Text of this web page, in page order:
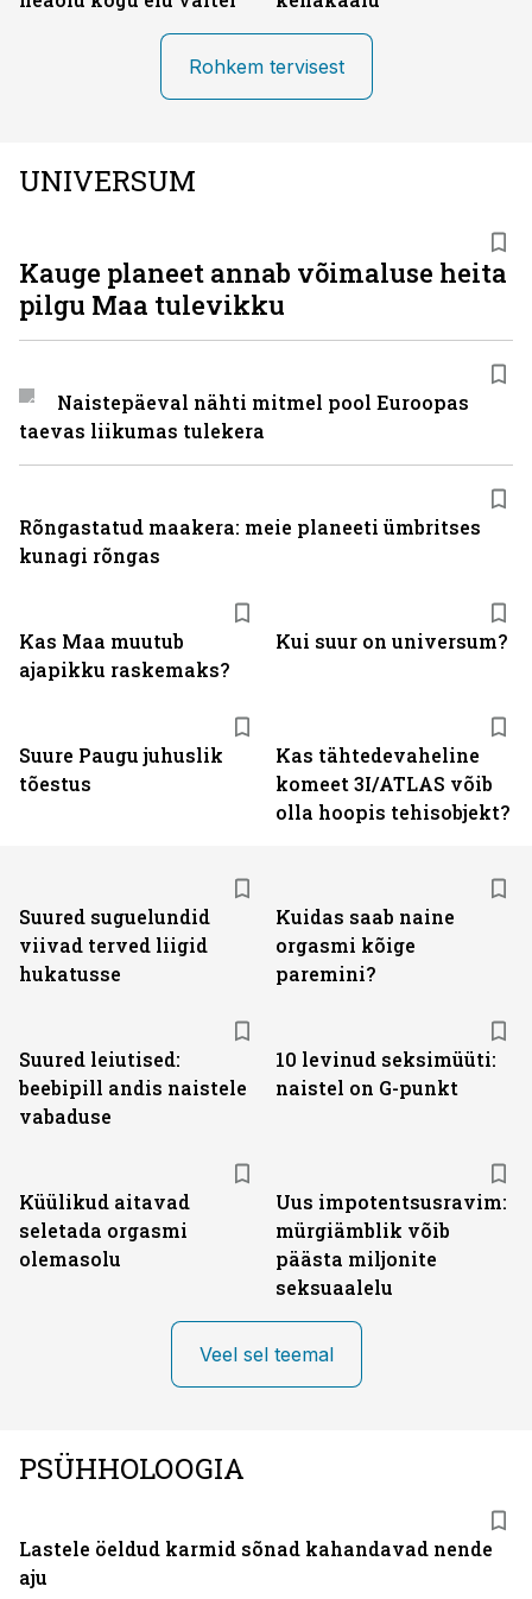
Rohkem tervisest
UNIVERSUM
Kas Maa muutub
ajapikku raskemaks?
Kui suur on universum?
Suure Paugu juhuslik
tõestus
Kas tähtedevaheline
komeet 3I/ATLAS võib
olla hoopis tehisobjekt?
Kauge planeet annab võimaluse heita
pilgu Maa tulevikku
Naistepäeval nähti mitmel pool Euroopas
taevas liikumas tulekera
Rõngastatud maakera: meie planeeti ümbritses
kunagi rõngas
Suured suguelundid
viivad terved liigid
hukatusse
Kuidas saab naine
orgasmi kõige
paremini?
Suured leiutised:
beebipill andis naistele
vabaduse
10 levinud seksimüüti:
naistel on G-punkt
Küülikud aitavad
seletada orgasmi
olemasolu
Uus impotentsusravim:
mürgiämblik võib
päästa miljonite
seksuaalelu
Veel sel teemal
PSÜHHOLOOGIA
Lastele öeldud karmid sõnad kahandavad nende
aju